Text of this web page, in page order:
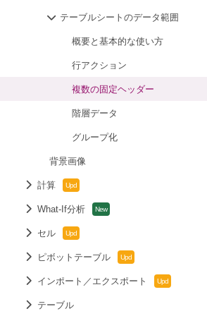
テーブルシートのデータ範囲
概要と基本的な使い方
行アクション
複数の固定ヘッダー
階層データ
グループ化
背景画像
計算
What-If分析
セル
ピボットテーブル
インポート／エクスポート
テーブル